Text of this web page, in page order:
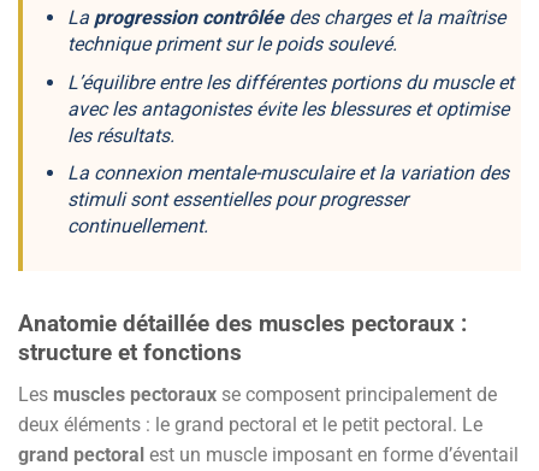
La progression contrôléedes charges et la maîtrise
technique priment sur le poids soulevé.
L’équilibre entre les différentes portions du muscle et
avec les antagonistes évite les blessures et optimise
les résultats.
La connexion mentale-musculaireet la variation des
stimuli sont essentielles pour progresser
continuellement.
Anatomie détaillée des muscles pectoraux :
structure et fonctions
Les muscles pectoraux se composent principalement de
deux éléments : le grand pectoral et le petit pectoral. Le
grand pectoral est un muscle imposant en forme d’éventail